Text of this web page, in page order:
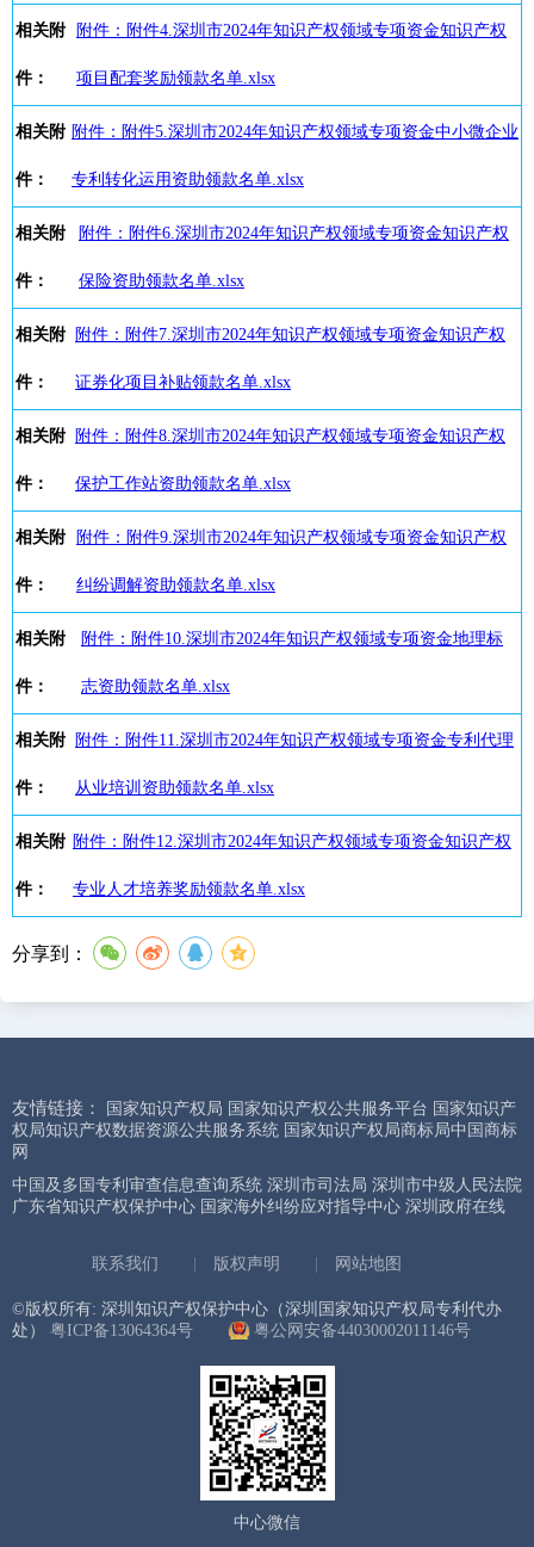
相关附
件：
附件：附件4.深圳市2024年知识产权领域专项资金知识产权
项目配套奖励领款名单.xlsx
相关附
件：
附件：附件5.深圳市2024年知识产权领域专项资金中小微企业
专利转化运用资助领款名单.xlsx
相关附
件：
附件：附件6.深圳市2024年知识产权领域专项资金知识产权
保险资助领款名单.xlsx
相关附
件：
附件：附件7.深圳市2024年知识产权领域专项资金知识产权
证券化项目补贴领款名单.xlsx
相关附
件：
附件：附件8.深圳市2024年知识产权领域专项资金知识产权
保护工作站资助领款名单.xlsx
相关附
件：
附件：附件9.深圳市2024年知识产权领域专项资金知识产权
纠纷调解资助领款名单.xlsx
相关附
件：
附件：附件10.深圳市2024年知识产权领域专项资金地理标
志资助领款名单.xlsx
相关附
件：
附件：附件11.深圳市2024年知识产权领域专项资金专利代理
从业培训资助领款名单.xlsx
相关附
件：
附件：附件12.深圳市2024年知识产权领域专项资金知识产权
专业人才培养奖励领款名单.xlsx
分享到：
友情链接： 国家知识产权局 国家知识产权公共服务平台 国家知识产
权局知识产权数据资源公共服务系统 国家知识产权局商标局中国商标
网
中国及多国专利审查信息查询系统 深圳市司法局 深圳市中级人民法院
广东省知识产权保护中心 国家海外纠纷应对指导中心 深圳政府在线
联系我们 版权声明 网站地图
©版权所有: 深圳知识产权保护中心（深圳国家知识产权局专利代办
处） 粤ICP备13064364号 粤公网安备44030002011146号
中心微信